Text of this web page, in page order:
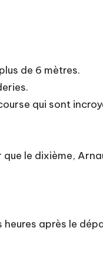
de 6 mètres.
qui sont
le dixième,
après le